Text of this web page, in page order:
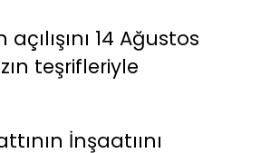
14 Ağustos
teşrifleriyle
İnşaatıını